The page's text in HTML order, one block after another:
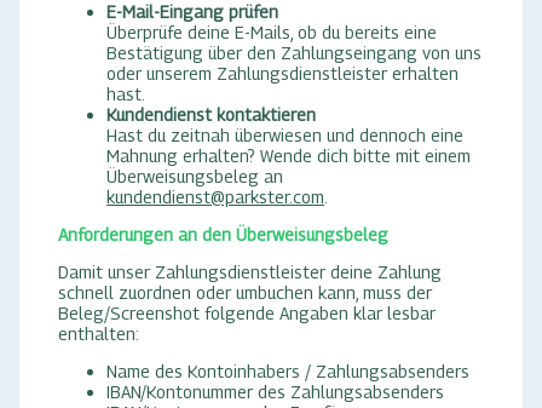
E-Mail-Eingang prüfen
Überprüfe deine E-Mails, ob du bereits eine
Bestätigung über den Zahlungseingang von uns
oder unserem Zahlungsdienstleister erhalten
hast.
Kundendienst kontaktieren
Hast du zeitnah überwiesen und dennoch eine
Mahnung erhalten? Wende dich bitte mit einem
Überweisungsbeleg an
kundendienst@parkster.com
Anforderungen an den Überweisungsbeleg
Damit unser Zahlungsdienstleister deine Zahlung
schnell zuordnen oder umbuchen kann, muss der
Beleg/Screenshot folgende Angaben klar lesbar
enthalten:
Name des Kontoinhabers / Zahlungsabsenders
IBAN/Kontonummer des Zahlungsabsenders